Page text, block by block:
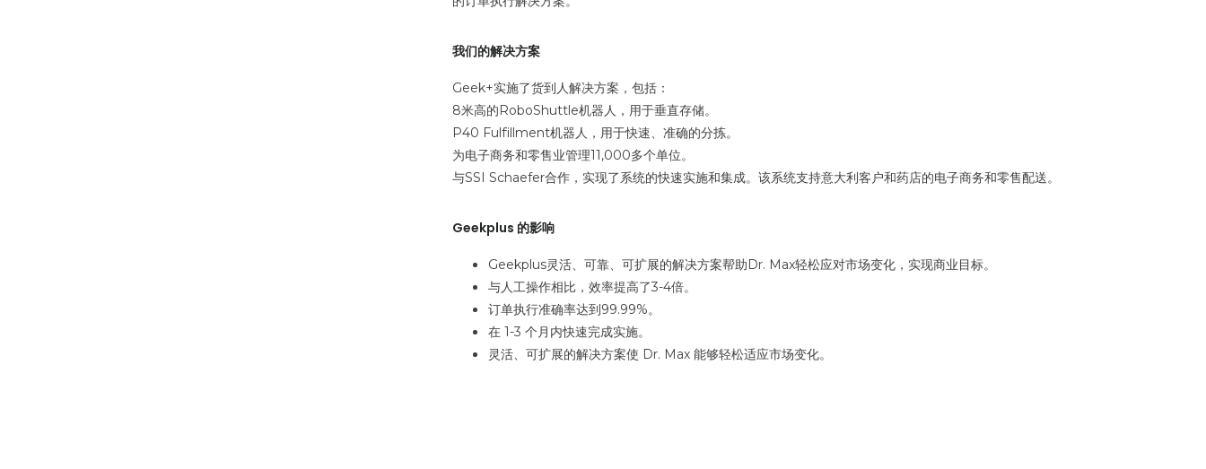
我们的解决方案
Geek+实施了货到人解决方案，包括：
8米高的RoboShuttle机器人，用于垂直存储。
P40 Fulfillment机器人，用于快速、准确的分拣。
为电子商务和零售业管理11,000多个单位。
与SSI Schaefer合作，实现了系统的快速实施和集成。该系统支持意大利客户和药店的电子商务和零售配送。
Geekplus 的影响
Geekplus灵活、可靠、可扩展的解决方案帮助Dr. Max轻松应对市场变化，实现商业目标。
与人工操作相比，效率提高了3-4倍。
订单执行准确率达到99.99%。
在 1-3 个月内快速完成实施。
灵活、可扩展的解决方案使 Dr. Max 能够轻松适应市场变化。